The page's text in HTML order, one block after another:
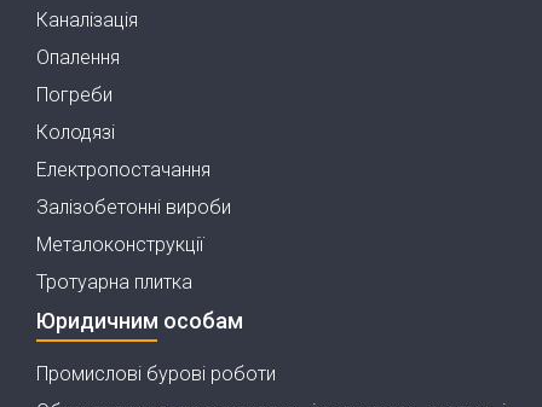
Каналізація
Опалення
Погреби
Колодязі
Електропостачання
Залізобетонні вироби
Металоконструкції
Тротуарна плитка
Юридичним особам
Промислові бурові роботи